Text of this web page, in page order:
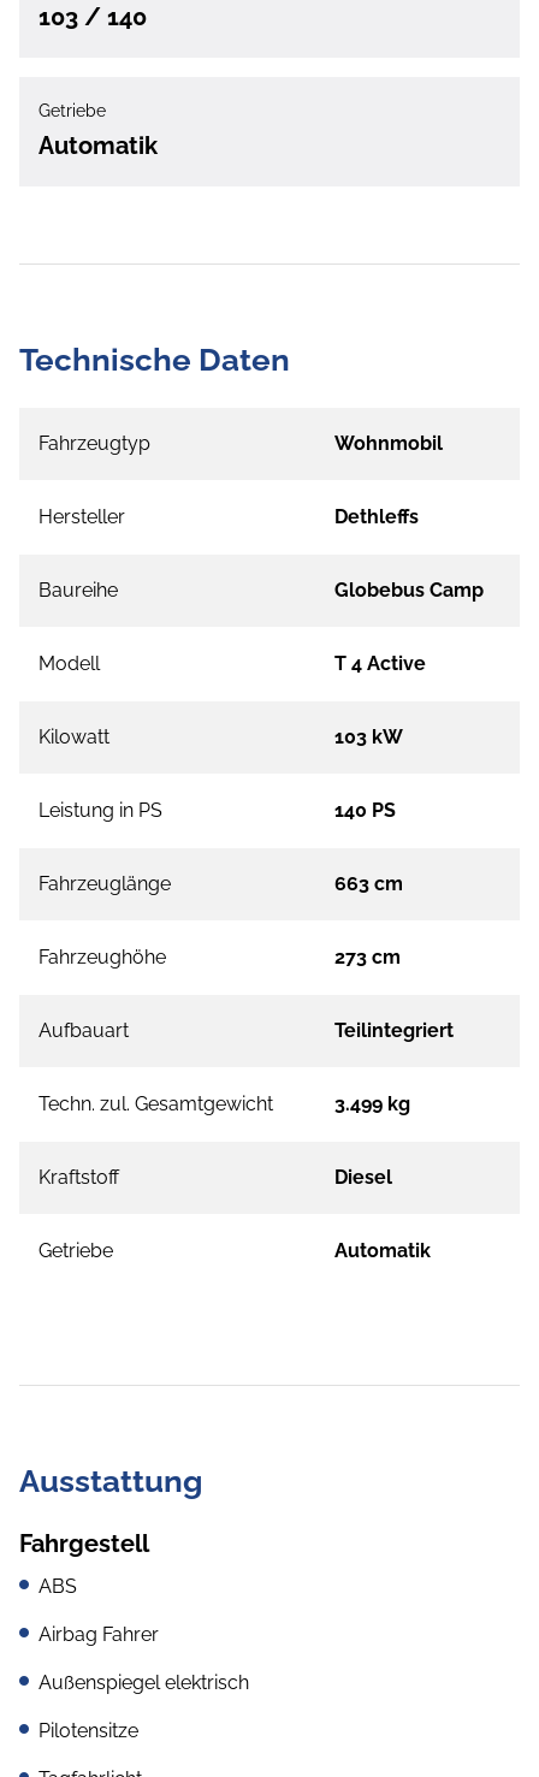
103 / 140
Getriebe
Automatik
Technische Daten
Fahrzeugtyp Wohnmobil
Hersteller Dethleffs
Baureihe Globebus Camp
Modell T 4 Active
Kilowatt 103 kW
Leistung in PS 140 PS
Fahrzeuglänge 663 cm
Fahrzeughöhe 273 cm
Aufbauart Teilintegriert
Techn. zul. Gesamtgewicht 3.499 kg
Kraftstoff Diesel
Getriebe Automatik
Ausstattung
Fahrgestell
ABS
Airbag Fahrer
Außenspiegel elektrisch
Pilotensitze